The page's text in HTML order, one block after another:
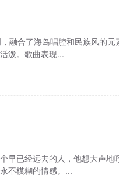
融合了海岛唱腔和民族风的元
泼。歌曲表现...
早已经远去的人，他想大声地
不模糊的情感。...